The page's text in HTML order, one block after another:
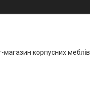
магазин корпусних